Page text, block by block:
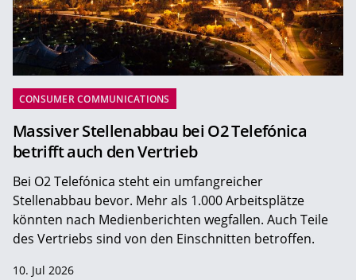
CONSUMER COMMUNICATIONS
Massiver Stellenabbau bei O2 Telefónica
betrifft auch den Vertrieb
Bei O2 Telefónica steht ein umfangreicher
Stellenabbau bevor. Mehr als 1.000 Arbeitsplätze
könnten nach Medienberichten wegfallen. Auch Teile
des Vertriebs sind von den Einschnitten betroffen.
10. Jul 2026